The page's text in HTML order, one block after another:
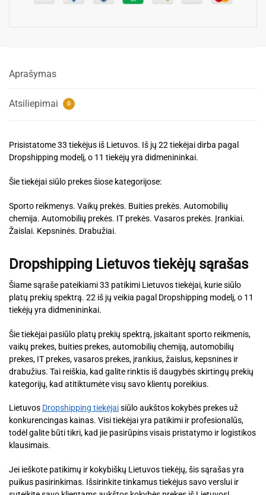
Aprašymas
Atsiliepimai 0
Prisistatome 33 tiekėjus iš Lietuvos. Iš jų 22 tiekėjai dirba pagal
Dropshipping modelį, o 11 tiekėjų yra didmenininkai.
Šie tiekėjai siūlo prekes šiose kategorijose:
Sporto reikmenys. Vaikų prekės. Buities prekės. Automobilių
chemija. Automobilių prekės. IT prekės. Vasaros prekės. Įrankiai.
Žaislai. Kepsninės. Drabužiai.
Dropshipping Lietuvos tiekėjų sąrašas
Šiame sąraše pateikiami 33 patikimi Lietuvos tiekėjai, kurie siūlo
platų prekių spektrą. 22 iš jų veikia pagal Dropshipping modelį, o 11
tiekėjų yra didmenininkai.
Šie tiekėjai pasiūlo platų prekių spektrą, įskaitant sporto reikmenis,
vaikų prekes, buities prekes, automobilių chemiją, automobilių
prekes, IT prekes, vasaros prekes, įrankius, žaislus, kepsnines ir
drabužius. Tai reiškia, kad galite rinktis iš daugybės skirtingų prekių
kategorijų, kad atitiktumėte visų savo klientų poreikius.
Lietuvos Dropshipping tiekėjaisiūlo aukštos kokybės prekes už
konkurencingas kainas. Visi tiekėjai yra patikimi ir profesionalūs,
todėl galite būti tikri, kad jie pasirūpins visais pristatymo ir logistikos
klausimais.
Jei ieškote patikimų ir kokybiškų Lietuvos tiekėjų, šis sąrašas yra
puikus pasirinkimas. Išsirinkite tinkamus tiekėjus savo verslui ir